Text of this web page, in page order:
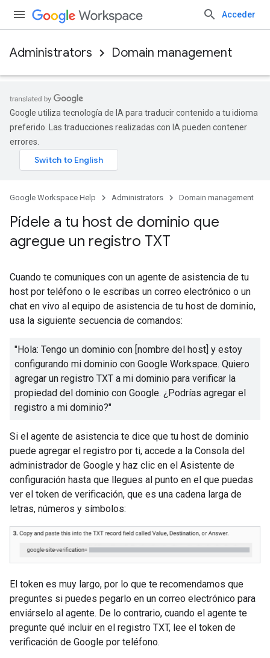
Acceder
Administrators Domain management
Google utiliza tecnología de IA para traducir contenido a tu idioma
preferido. Las traducciones realizadas con IA pueden contener
errores.
Google Workspace Help Administrators Domain management
Pídele a tu host de dominio que
agregue un registro TXT
Cuando te comuniques con un agente de asistencia de tu
host por teléfono o le escribas un correo electrónico o un
chat en vivo al equipo de asistencia de tu host de dominio,
usa la siguiente secuencia de comandos:
"Hola: Tengo un dominio con [nombre del host] y estoy
configurando mi dominio con Google Workspace. Quiero
agregar un registro TXT a mi dominio para verificar la
propiedad del dominio con Google. ¿Podrías agregar el
registro a mi dominio?"
Si el agente de asistencia te dice que tu host de dominio
puede agregar el registro por ti, accede a la Consola del
administrador de Google y haz clic en el Asistente de
configuración hasta que llegues al punto en el que puedas
ver el token de verificación, que es una cadena larga de
letras, números y símbolos:
El token es muy largo, por lo que te recomendamos que
preguntes si puedes pegarlo en un correo electrónico para
enviárselo al agente. De lo contrario, cuando el agente te
pregunte qué incluir en el registro TXT, lee el token de
verificación de Google por teléfono.